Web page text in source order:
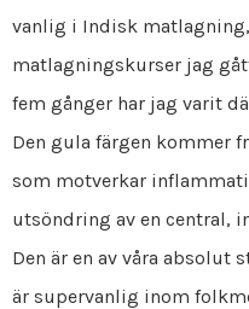
vanlig i Indisk
matlagningskurser jag
fem gånger har jag varit
Den gula färgen kommer
som motverkar
utsöndring av en central,
Den är en av våra absolut
är supervanlig inom